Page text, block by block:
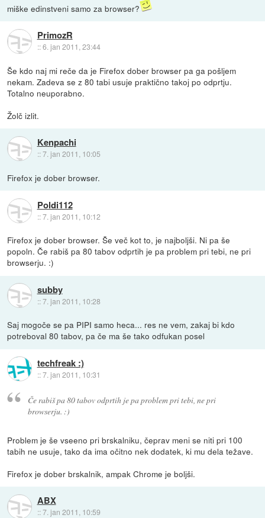
miške edinstveni samo za browser?
PrimozR
::6. jan 2011, 23:44
Še kdo naj mi reče da je Firefox dober browser pa ga pošljem
nekam. Zadeva se z 80 tabi usuje praktično takoj po odprtju.
Totalno neuporabno.
Žolč izlit.
Kenpachi
::7. jan 2011, 10:05
Firefox je dober browser.
Poldi112
::7. jan 2011, 10:12
Firefox je dober browser. Še več kot to, je najboljši. Ni pa še
popoln. Če rabiš pa 80 tabov odprtih je pa problem pri tebi, ne pri
browserju. :)
subby
::7. jan 2011, 10:28
Saj mogoče se pa PIPI samo heca... res ne vem, zakaj bi kdo
potreboval 80 tabov, pa če ma še tako odfukan posel
techfreak :)
::7. jan 2011, 10:31
Če rabiš pa 80 tabov odprtih je pa problem pri tebi, ne pri
browserju. :)
Problem je še vseeno pri brskalniku, čeprav meni se niti pri 100
tabih ne usuje, tako da ima očitno nek dodatek, ki mu dela težave.
Firefox je dober brskalnik, ampak Chrome je boljši.
ABX
::7. jan 2011, 10:59